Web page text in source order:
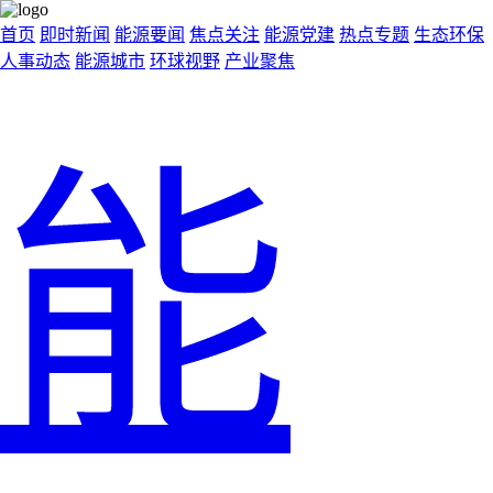
首页 即时新闻 能源要闻 焦点关注 能源党建 热点专题 生态环保
人事动态 能源城市 环球视野 产业聚焦
能